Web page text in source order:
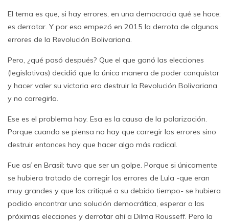
El tema es que, si hay errores, en una democracia qué se hace:
es derrotar. Y por eso empezó en 2015 la derrota de algunos
errores de la Revolución Bolivariana.
Pero, ¿qué pasó después? Que el que ganó las elecciones
(legislativas) decidió que la única manera de poder conquistar
y hacer valer su victoria era destruir la Revolución Bolivariana
y no corregirla.
Ese es el problema hoy. Esa es la causa de la polarización.
Porque cuando se piensa no hay que corregir los errores sino
destruir entonces hay que hacer algo más radical.
Fue así en Brasil: tuvo que ser un golpe. Porque si únicamente
se hubiera tratado de corregir los errores de Lula -que eran
muy grandes y que los critiqué a su debido tiempo- se hubiera
podido encontrar una solución democrática, esperar a las
próximas elecciones y derrotar ahí a Dilma Rousseff. Pero la